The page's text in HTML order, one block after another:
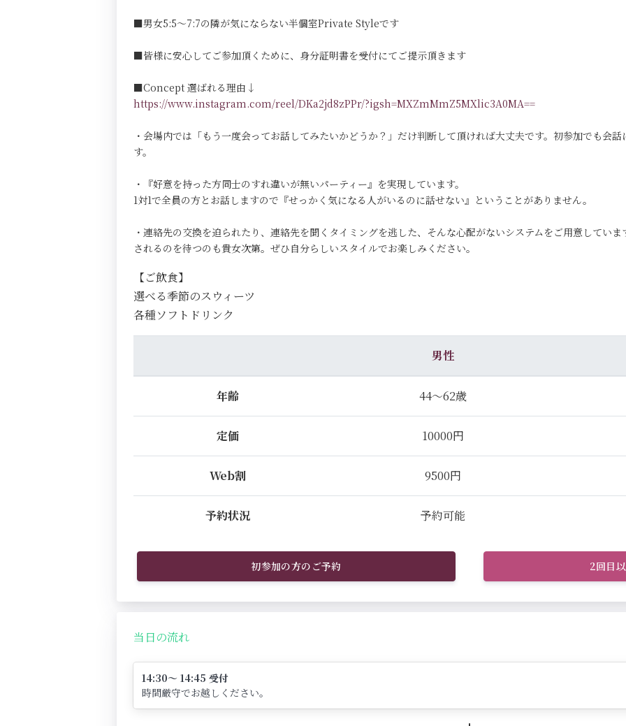
■男女5:5～7:7の隣が気にならない半個室Private Styleです
■皆様に安心してご参加頂くために、身分証明書を受付にてご提示頂きます
■Concept 選ばれる理由↓
https://www.instagram.com/reel/DKa2jd8zPPr/?igsh=MXZmMmZ5MXlic3A0MA==
・会場内では「もう一度会ってお話してみたいかどうか？」だけ判断して頂ければ大丈夫です。初参加でも会
す。
・『好意を持った方同士のすれ違いが無いパーティー』を実現しています。
1対1で全員の方とお話しますので『せっかく気になる人がいるのに話せない』ということがありません。
・連絡先の交換を迫られたり、連絡先を聞くタイミングを逃した、そんな心配がないシステムをご用意してい
されるのを待つのも貴女次第。ぜひ自分らしいスタイルでお楽しみください。
【ご飲食】
選べる季節のスウィーツ
各種ソフトドリンク
男性
年齢 44～62歳
定価 10000円
Web割 9500円
予約状況 予約可能
初参加の方のご予約 2回目
当日の流れ
14:30～ 14:45 受付
時間厳守でお越しください。